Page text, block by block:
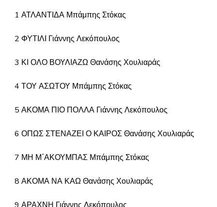
1 ΑΤΛΑΝΤΙΔΑ Μπάμπης Στόκας
2 ΦΥΤΙΛΙ Γιάννης Λεκόπουλος
3 ΚΙ ΟΛΟ ΒΟΥΛΙΑΖΩ Θανάσης Χουλιαράς
4 ΤΟΥ ΑΣΩΤΟΥ Μπάμπης Στόκας
5 ΑΚΟΜΑ ΠΙΟ ΠΟΛΛΑ Γιάννης Λεκόπουλος
6 ΟΠΩΣ ΣΤΕΝΑΖΕΙ Ο ΚΑΙΡΟΣ Θανάσης Χουλιαράς
7 ΜΗ Μ΄ΑΚΟΥΜΠΑΣ Μπάμπης Στόκας
8 ΑΚΟΜΑ ΝΑ ΚΑΩ Θανάσης Χουλιαράς